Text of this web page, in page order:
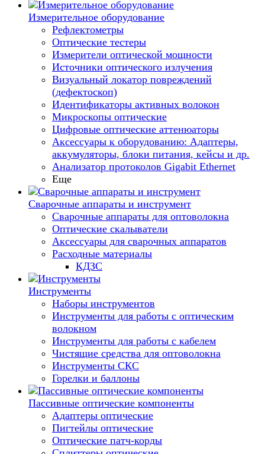
Измерительное оборудование
Рефлектометры
Оптические тестеры
Измерители оптической мощности
Источники оптического излучения
Визуальный локатор повреждений
(дефектоскоп)
Идентификаторы активных волокон
Микроскопы оптические
Цифровые оптические аттенюаторы
Аксессуары к оборудованию: Адаптеры,
аккумуляторы, блоки питания, кейсы и др.
Анализатор протоколов Gigabit Ethernet
Еще
Сварочные аппараты и инструмент
Сварочные аппараты для оптоволокна
Оптические скалыватели
Аксессуары для сварочных аппаратов
Расходные материалы
КДЗС
Инструменты
Наборы инструментов
Инструменты для работы с оптическим
волокном
Инструменты для работы с кабелем
Чистящие средства для оптоволокна
Инструменты СКС
Горелки и баллоны
Пассивные оптические компоненты
Адаптеры оптические
Пигтейлы оптические
Оптические патч-корды